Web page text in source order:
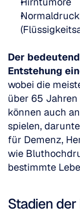
Der
Entstehung
wobei die
über 65
können auch
spielen,
für Demenz,
wie
bestimmte
Stadien